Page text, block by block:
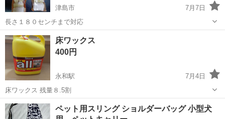
津島市
7月7日
長さ１８０センチまで対応
愛知 津島市 家庭用品
床ワックス
400円
永和駅
7月4日
床ワックス 残量８.5割
愛知 津島市 永和駅 掃除用具
ペット用スリング ショルダーバッグ 小型犬